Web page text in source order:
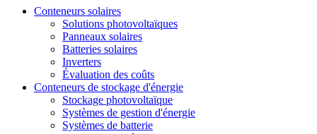
Conteneurs solaires
Solutions photovoltaïques
Panneaux solaires
Batteries solaires
Inverters
Évaluation des coûts
Conteneurs de stockage d'énergie
Stockage photovoltaïque
Systèmes de gestion d'énergie
Systèmes de batterie